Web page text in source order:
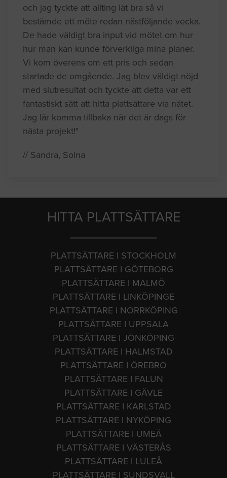
och jag tyckte att allting lät bra så vi
bestämde ett möte redan nästföljande vecka.
De hade väldigt bra input vid mötet om hur
hur man kan kunde förverkliga mina planer.
Vi kom överens om ett pris och sedan
startade de omgående. Jag blev väldigt nöjd
med slutresultat och tyckte att detta var ett
fantastiskt sätt att hitta plattsättare via nätet.
Jag lär komma tillbaka när det är dags för
nästa projekt!"
// Sandra, Solna
HITTA PLATTSÄTTARE
PLATTSÄTTARE I STOCKHOLM
PLATTSÄTTARE I GÖTEBORG
PLATTSÄTTARE I MALMÖ
PLATTSÄTTARE I LINKÖPINGE
PLATTSÄTTARE I NORRKÖPING
PLATTSÄTTARE I UPPSALA
PLATTSÄTTARE I JÖNKÖPING
PLATTSÄTTARE I HALMSTAD
PLATTSÄTTARE I ÖREBRO
PLATTSÄTTARE I FALUN
PLATTSÄTTARE I GÄVLE
PLATTSÄTTARE I KARLSTAD
PLATTSÄTTARE I NYKÖPING
PLATTSÄTTARE I UMEÅ
PLATTSÄTTARE I VÄSTERÅS
PLATTSÄTTARE I LULEÅ
PLATTSÄTTARE I SUNDSVALL